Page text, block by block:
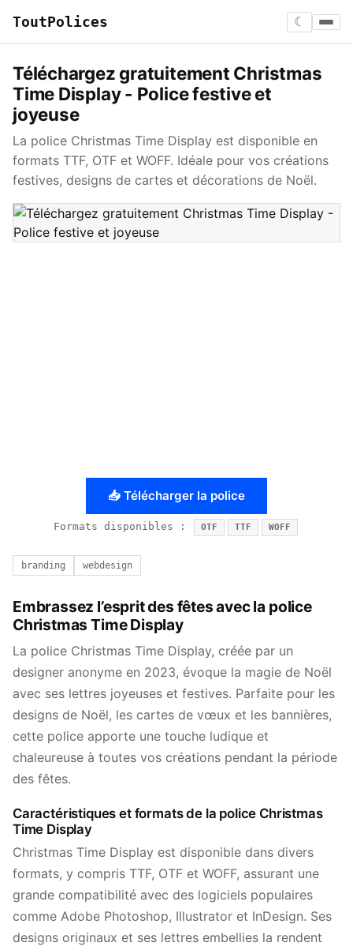
ToutPolices ☾
Téléchargez gratuitement Christmas
Time Display - Police festive et
joyeuse
La police Christmas Time Display est disponible en
formats TTF, OTF et WOFF. Idéale pour vos créations
festives, designs de cartes et décorations de Noël.
📥 Télécharger la police
Formats disponibles : OTF TTF WOFF
branding webdesign
Embrassez l’esprit des fêtes avec la police
Christmas Time Display
La police Christmas Time Display, créée par un
designer anonyme en 2023, évoque la magie de Noël
avec ses lettres joyeuses et festives. Parfaite pour les
designs de Noël, les cartes de vœux et les bannières,
cette police apporte une touche ludique et
chaleureuse à toutes vos créations pendant la période
des fêtes.
Caractéristiques et formats de la police Christmas
Time Display
Christmas Time Display est disponible dans divers
formats, y compris TTF, OTF et WOFF, assurant une
grande compatibilité avec des logiciels populaires
comme Adobe Photoshop, Illustrator et InDesign. Ses
designs originaux et ses lettres embellies la rendent